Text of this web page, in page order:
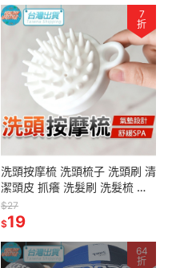
7
折
洗頭按摩梳 洗頭梳子 洗頭刷 清
潔頭皮 抓癢 洗髮刷 洗髮梳 按
摩放鬆 按摩刷 按摩梳 舒緩SPA
$27
$19
64
折